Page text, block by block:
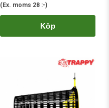
(Ex. moms 28 :-)
Köp